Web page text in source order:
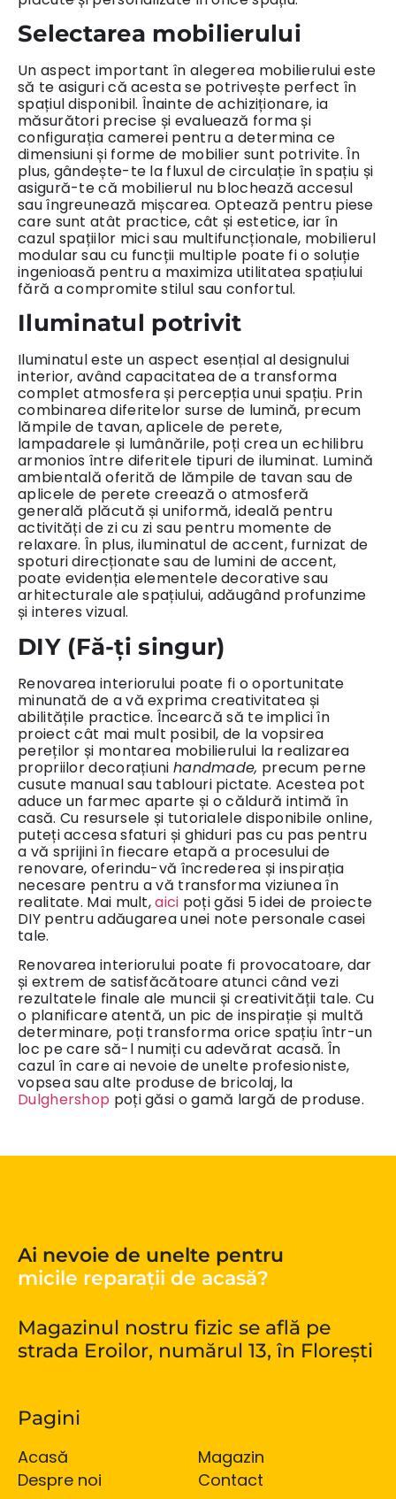
Selectarea mobilierului
Un aspect important în alegerea mobilierului este
să te asiguri că acesta se potrivește perfect în
spațiul disponibil. Înainte de achiziționare, ia
măsurători precise și evaluează forma și
configurația camerei pentru a determina ce
dimensiuni și forme de mobilier sunt potrivite. În
plus, gândește-te la fluxul de circulație în spațiu și
asigură-te că mobilierul nu blochează accesul
sau îngreunează mișcarea. Optează pentru piese
care sunt atât practice, cât și estetice, iar în
cazul spațiilor mici sau multifuncționale, mobilierul
modular sau cu funcții multiple poate fi o soluție
ingenioasă pentru a maximiza utilitatea spațiului
fără a compromite stilul sau confortul.
Iluminatul potrivit
Iluminatul este un aspect esențial al designului
interior, având capacitatea de a transforma
complet atmosfera și percepția unui spațiu. Prin
combinarea diferitelor surse de lumină, precum
lămpile de tavan, aplicele de perete,
lampadarele și lumânările, poți crea un echilibru
armonios între diferitele tipuri de iluminat. Lumină
ambientală oferită de lămpile de tavan sau de
aplicele de perete creează o atmosferă
generală plăcută și uniformă, ideală pentru
activități de zi cu zi sau pentru momente de
relaxare. În plus, iluminatul de accent, furnizat de
spoturi direcționate sau de lumini de accent,
poate evidenția elementele decorative sau
arhitecturale ale spațiului, adăugând profunzime
și interes vizual.
DIY (Fă-ți singur)
Renovarea interiorului poate fi o oportunitate
minunată de a vă exprima creativitatea și
abilitățile practice. Încearcă să te implici în
proiect cât mai mult posibil, de la vopsirea
pereților și montarea mobilierului la realizarea
propriilor decorațiuni handmade, precum perne
cusute manual sau tablouri pictate. Acestea pot
aduce un farmec aparte și o căldură intimă în
casă. Cu resursele și tutorialele disponibile online,
puteți accesa sfaturi și ghiduri pas cu pas pentru
a vă sprijini în fiecare etapă a procesului de
renovare, oferindu-vă încrederea și inspirația
necesare pentru a vă transforma viziunea în
realitate. Mai mult,aici poți găsi 5 idei de proiecte
DIY pentru adăugarea unei note personale casei
tale.
Renovarea interiorului poate fi provocatoare, dar
și extrem de satisfăcătoare atunci când vezi
rezultatele finale ale muncii și creativității tale. Cu
o planificare atentă, un pic de inspirație și multă
determinare, poți transforma orice spațiu într-un
loc pe care să-l numiți cu adevărat acasă. În
cazul în care ai nevoie de unelte profesioniste,
vopsea sau alte produse de bricolaj, la
Dulghershop poți găsi o gamă largă de produse.
Ai nevoie de unelte pentru
micile reparații de acasă?
Magazinul nostru fizic se află pe
strada Eroilor, numărul 13, în Florești
Pagini
Acasă
Despre noi
Magazin
Contact